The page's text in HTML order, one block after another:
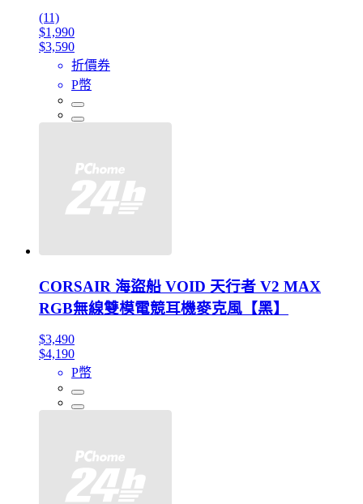
(11)
$1,990
$3,590
折價券
P幣
CORSAIR 海盜船 VOID 天行者 V2 MAX
RGB無線雙模電競耳機麥克風【黑】
$3,490
$4,190
P幣